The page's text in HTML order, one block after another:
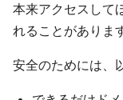
本来アクセスして
れることがありま
安全のためには、